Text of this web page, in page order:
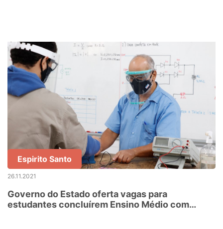
Espirito Santo
26.11.2021
Governo do Estado oferta vagas para
estudantes concluírem Ensino Médio com